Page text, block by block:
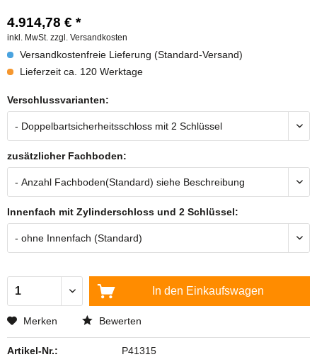
4.914,78 € *
inkl. MwSt. zzgl. Versandkosten
Versandkostenfreie Lieferung (Standard-Versand)
Lieferzeit ca. 120 Werktage
Verschlussvarianten:
zusätzlicher Fachboden:
Innenfach mit Zylinderschloss und 2 Schlüssel:
In den Einkaufswagen
Merken Bewerten
Artikel-Nr.: P41315